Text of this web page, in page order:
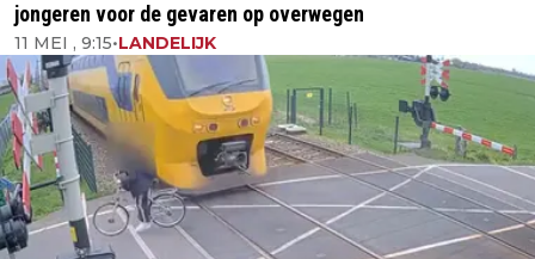
jongeren voor de gevaren op overwegen
11 MEI , 9:15•LANDELIJK